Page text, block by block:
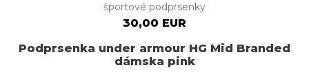
športové podprsenky
30,00 EUR
Podprsenka under armour HG Mid Branded
dámska pink